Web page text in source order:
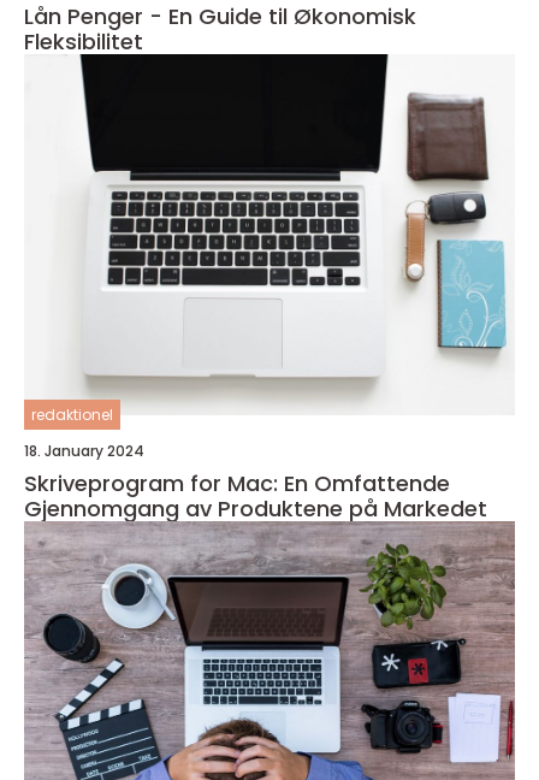
Lån Penger - En Guide til Økonomisk
Fleksibilitet
redaktionel
18. January 2024
Skriveprogram for Mac: En Omfattende
Gjennomgang av Produktene på Markedet